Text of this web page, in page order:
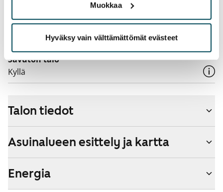
Muokkaa
Hyväksy vain välttämättömät evästeet
Lemmikit sallittu
Savuton talo
Kyllä
Talon tiedot
Asuinalueen esittely ja kartta
Energia